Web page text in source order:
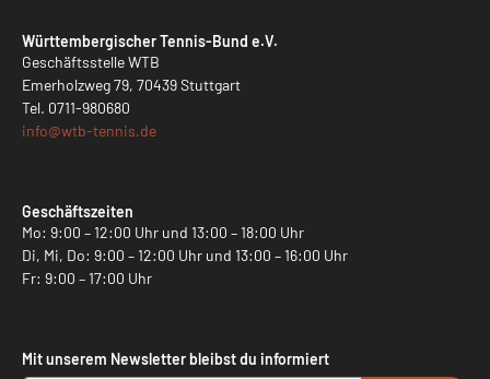
Württembergischer Tennis-Bund e.V.
Geschäftsstelle WTB
Emerholzweg 79, 70439 Stuttgart
Tel. 0711-980680
info@wtb-tennis.de
Geschäftszeiten
Mo: 9:00 – 12:00 Uhr und 13:00 – 18:00 Uhr
Di, Mi, Do: 9:00 – 12:00 Uhr und 13:00 – 16:00 Uhr
Fr: 9:00 – 17:00 Uhr
Mit unserem Newsletter bleibst du informiert